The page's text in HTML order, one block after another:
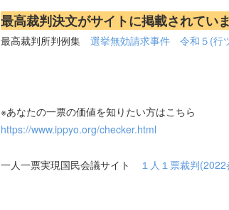
最高裁判決文がサイトに掲載されていま
最高裁判所判例集 選挙無効請求事件 令和５(行
※あなたの一票の価値を知りたい方はこちら
https://www.ippyo.org/checker.html
一人一票実現国民会議サイト １人１票裁判